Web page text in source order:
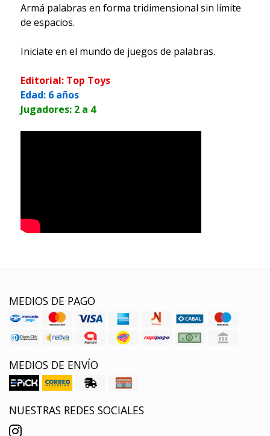
Armá palabras en forma tridimensional sin límite
de espacios.
Iniciate en el mundo de juegos de palabras.
Editorial: Top Toys
Edad: 6 años
Jugadores: 2 a 4
MEDIOS DE PAGO
MEDIOS DE ENVÍO
NUESTRAS REDES SOCIALES